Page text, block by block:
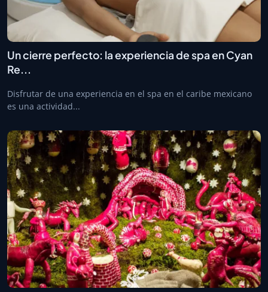
Un cierre perfecto: la experiencia de spa en Cyan
Re...
Disfrutar de una experiencia en el spa en el caribe mexicano
es una actividad...